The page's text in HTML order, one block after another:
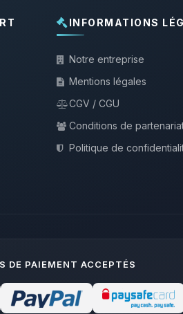
INFORMATIONS
Notre entreprise
Mentions légales
CGV / CGU
Conditions de
Politique de
DE PAIEMENT ACCEPTÉS